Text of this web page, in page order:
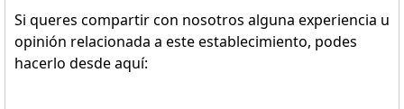
Si queres compartir con nosotros alguna experiencia u
opinión relacionada a este establecimiento, podes
hacerlo desde aquí: